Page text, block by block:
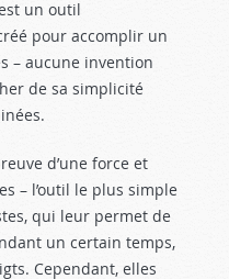
un outil
pour accomplir un
– aucune invention
de sa simplicité
d’une force et
– l’outil le plus simple
qui leur permet de
un certain temps,
Cependant, elles